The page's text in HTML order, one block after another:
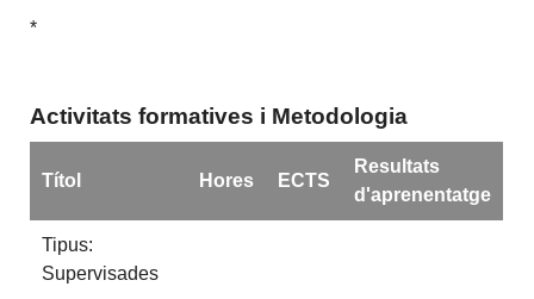
*
Activitats formatives i Metodologia
Títol Hores ECTS
Resultats
d'aprenentatge
Tipus:
Supervisades